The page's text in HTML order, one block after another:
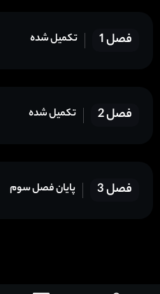
فصل 1 تکمیل شده
فصل 2 تکمیل شده
فصل 3 پایان فصل سوم